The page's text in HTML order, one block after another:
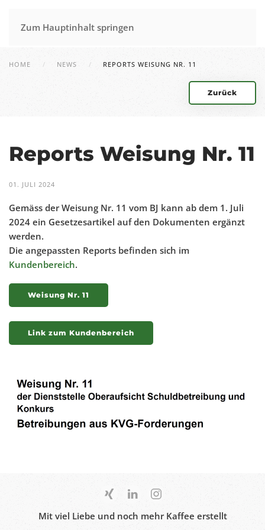
Zum Hauptinhalt springen
HOME NEWS REPORTS WEISUNG NR. 11
Zurück
Reports Weisung Nr. 11
01. JULI 2024
Gemäss der Weisung Nr. 11 vom BJ kann ab dem 1. Juli
2024 ein Gesetzesartikel auf den Dokumenten ergänzt
werden.
Die angepassten Reports befinden sich im
Kundenbereich.
Weisung Nr. 11
Link zum Kundenbereich
Mit viel Liebe und noch mehr Kaffee erstellt